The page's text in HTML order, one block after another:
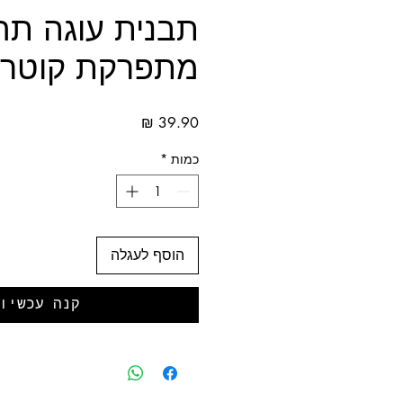
תבנית עוגה
מתפרקת קוטר
כמות *
הוסף לעגלה
קנה